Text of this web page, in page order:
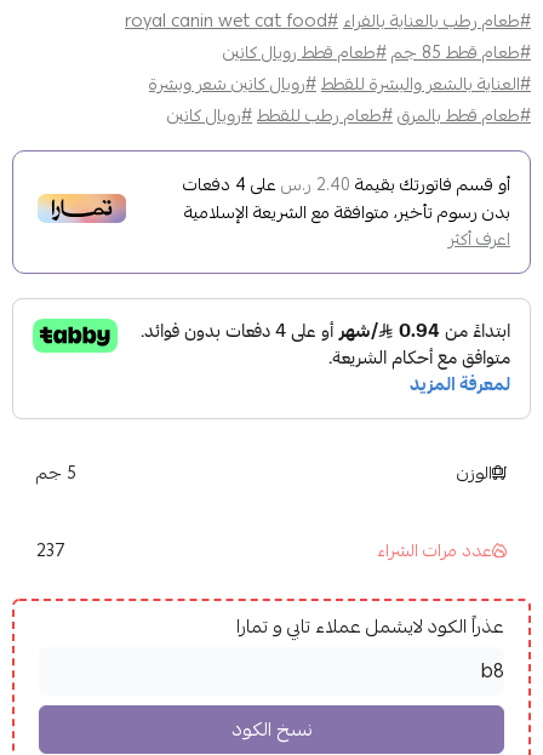
#طعام رطب بالعناية بالفراء#royal canin wet cat food
#طعام قطط 85 جم
#طعام قطط رويال كانين
#العناية بالشعر والبشرة للقطط#رويال كانين شعر وبشرة
#طعام قطط بالمرق#طعام رطب للقطط#رويال كانين
أو قسم فاتورتك بقيمة 2.40 ر.س على4 دفعات
بدون رسوم تأخير، متوافقة مع الشريعة الإسلامية
اعرف أكثر
الوزن 5 جم
عدد مرات الشراء 237
عذراً الكود لايشمل عملاء تابي و تمارا